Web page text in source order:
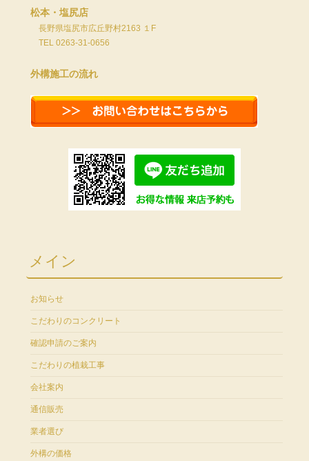
松本・塩尻店
長野県塩尻市広丘野村2163 １F
TEL 0263-31-0656
外構施工の流れ
メイン
お知らせ
こだわりのコンクリート
確認申請のご案内
こだわりの植栽工事
会社案内
通信販売
業者選び
外構の価格